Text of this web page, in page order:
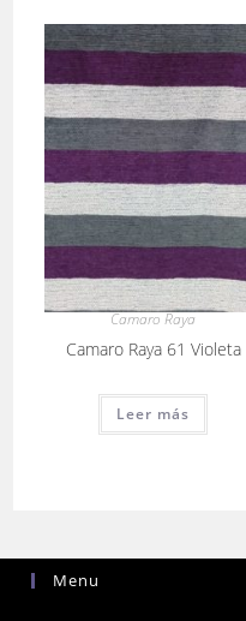
Camaro Raya
Camaro Raya 61 Violeta
Leer más
Menu